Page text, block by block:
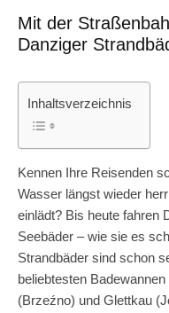
Mit der
Danziger
Inhaltsverzeichnis
Kennen Ihre Reisenden
Wasser längst wieder
einlädt? Bis heute fahren
Seebäder – wie sie es
Strandbäder sind schon
beliebtesten
(Brzeźno) und Glettkau